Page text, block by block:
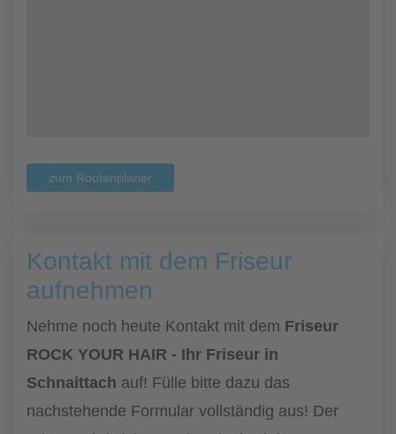
zum Routenplaner
Kontakt mit dem Friseur
aufnehmen
Nehme noch heute Kontakt mit dem Friseur
ROCK YOUR HAIR - Ihr Friseur in
Schnaittach auf! Fülle bitte dazu das
nachstehende Formular vollständig aus! Der